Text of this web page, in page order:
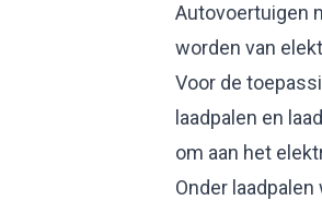
Autovoertuigen
worden van
Voor de
laadpalen en
om aan het
Onder